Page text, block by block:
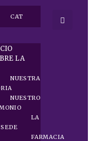
CAT
LA
NUESTRA
NUESTRO
LA
SEDE
FARMACIA